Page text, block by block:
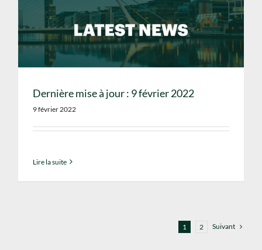
Dernière mise à jour : 9 février 2022
9 février 2022
Lire la suite
1 2 Suivant